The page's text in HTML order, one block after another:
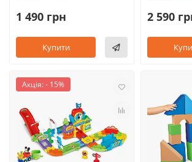
1 490 грн
Купити
2 590
Акція: - 15%